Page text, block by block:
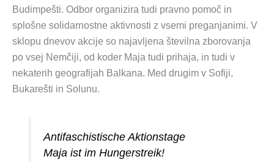
Budimpešti. Odbor organizira tudi pravno pomoč in
splošne solidarnostne aktivnosti z vsemi preganjanimi. V
sklopu dnevov akcije so najavljena številna zborovanja
po vsej Nemčiji, od koder Maja tudi prihaja, in tudi v
nekaterih geografijah Balkana. Med drugim v Sofiji,
Bukarešti in Solunu.
Antifaschistische Aktionstage
Maja ist im Hungerstreik!